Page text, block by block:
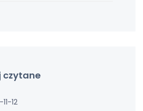
czytane
12